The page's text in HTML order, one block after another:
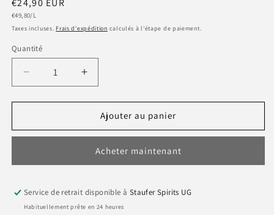
habituel
Prix
€49,80/L
Taxes incluses. Frais d'expédition calculés à l'étape de paiement.
Quantité
Quantité
Réduire
la
quantité
Vodka
0,5l
Augmenter
la
quantité
Vodka
StauferSpirits
0,5l
Ajouter au panier
Acheter maintenant
Service de retrait disponible à Staufer Spirits UG
Habituellement prête en 24 heures